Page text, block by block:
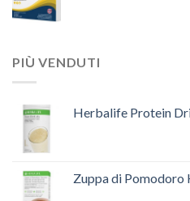
PIÙ VENDUTI
Herbalife Protein
Zuppa di Pomodoro